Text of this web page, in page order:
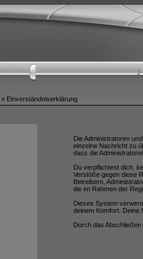
» Einverständniserklärung
Die Administratoren
einzelne Nachricht zu
dass die
Du verpflichtest dich,
Verstöße gegen diese
Betreibern,
die im Rahmen der
Dieses System
deinem Komfort. Deine
Durch das